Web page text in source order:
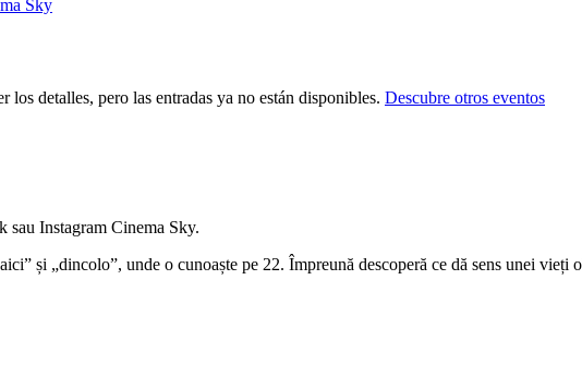
Sky
los detalles, pero las entradas ya no están disponibles. Descubre otros eventos
sau Instagram Cinema Sky.
și „dincolo”, unde o cunoaște pe 22. Împreună descoperă ce dă sens unei